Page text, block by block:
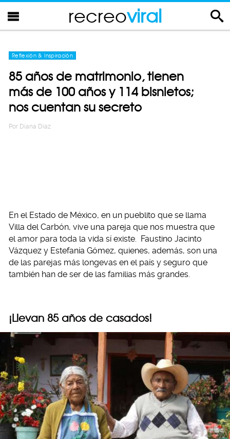
recreoviral
Reflexión & Inspiración
85 años de matrimonio, tienen
más de 100 años y 114 bisnietos;
nos cuentan su secreto
Por Diana Diaz
En el Estado de México, en un pueblito que se llama
Villa del Carbón, vive una pareja que nos muestra que
el amor para toda la vida sí existe. Faustino Jacinto
Vázquez y Estefanía Gómez, quienes, además, son una
de las parejas más longevas en el país y seguro que
también han de ser de las familias más grandes.
¡Llevan 85 años de casados!